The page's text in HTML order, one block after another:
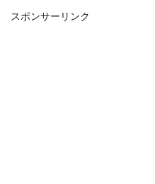
スポンサーリンク